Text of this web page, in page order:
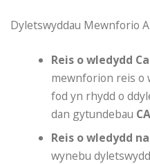
Dyletswyddau Mewnforio
Reis o wledydd
mewnforion reis o
fod yn rhydd o
dan gytundebau
Reis o wledydd
wynebu